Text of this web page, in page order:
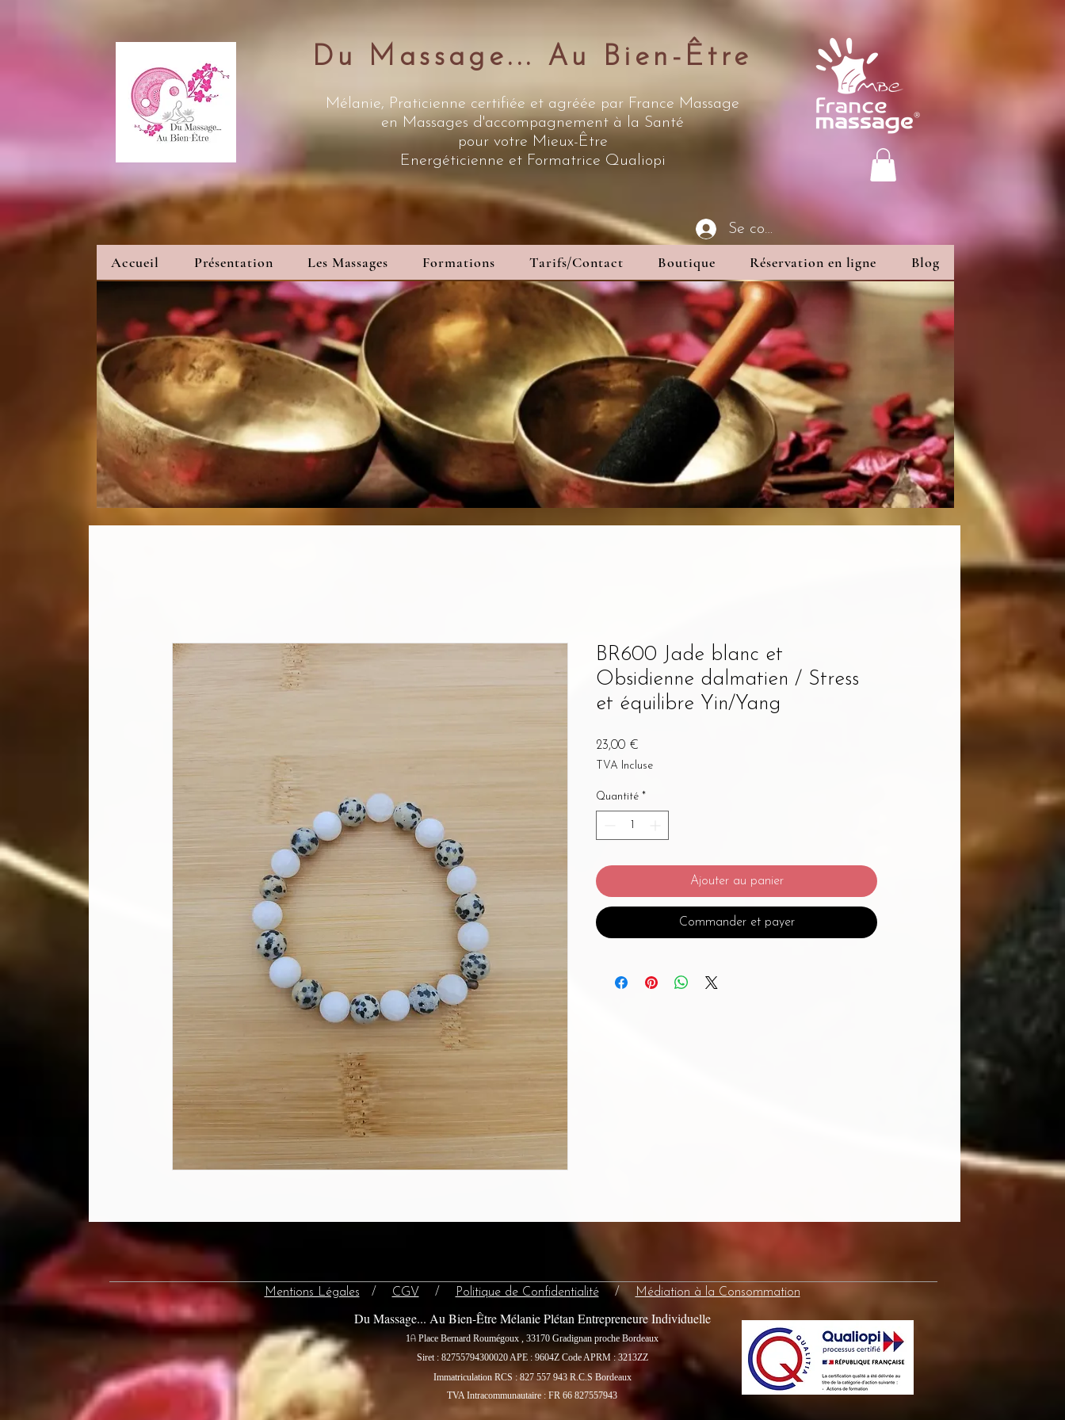
Du Massage... Au Bien-Être
Mélanie, Praticienne certifiée et agréée par France Massage
en Massages d'accompagnement à la Santé
pour votre Mieux-Être
Energéticienne et Formatrice Qualiopi
Se connecter
Accueil Présentation Les Massages Formations Tarifs/Contact Boutique Réservation en ligne Blog
BR600 Jade blanc et
Obsidienne dalmatien / Stress
et équilibre Yin/Yang
23,00 €
TVA Incluse
Quantité *
Ajouter au panier
Commander et payer
Du Massage... Au Bien-Être Mélanie Plétan Entrepreneure Individuelle
1A Place Bernard Roumégoux , 33170 Gradignan proche Bordeaux
Siret : 82755794300020APE : 9604Z Code APRM : 3213ZZ
Immatriculation RCS : 827 557 943 R.C.S Bordeaux
TVA Intracommunautaire : FR 66 827557943
Mentions Légales / CGV / Politique de Confidentialité/ Médiation à la Consommation